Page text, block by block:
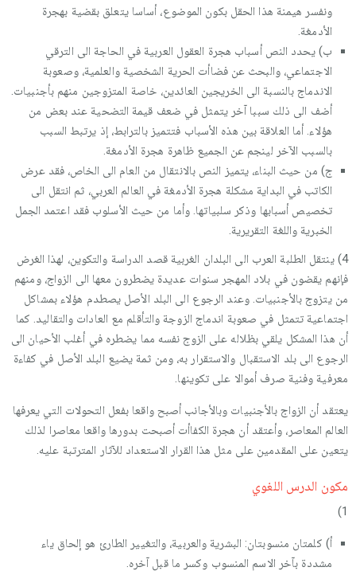
ونفسر هيمنة هذا الحقل بكون الموضوع، أساسا يتعلق بقضية بهجرة
الأدمغة.
ب) يحدد النص أسباب هجرة العقول العربية في الحاجة الى الترقي
الاجتماعي، والبحث عن فضاأت الحرية الشخصية والعلمية، وصعوبة
الاندماج بالنسبة الى الخريجين العائدين، خاصة المتزوجين منهم بأجنبيات.
أضف الى ذلك سببا آخر يتمثل في ضعف قيمة التضحية عند بعض من
هؤلاء. أما العلاقة بين هذه الأسباب فتتميز بالترابط، إذ يرتبط السبب
بالسبب الآخر لينجم عن الجميع ظاهرة هجرة الأدمغة.
ج) من حيث البناء، يتميز النص بالانتقال من العام الى الخاص، فقد عرض
الكاتب في البداية مشكلة هجرة الأدمغة في العالم العربي، ثم انتقل الى
تخصيص أسبابها وذكر سلبياتها. وأما من حيث الأسلوب فقد اعتمد الجمل
الخبرية واللغة التقريرية.
4) ينتقل الطلبة العرب الى البلدان الغربية قصد الدراسة والتكوين، لهذا الغرض
فإنهم يقضون في بلاد المهجر سنوات عديدة يضطرون معها الى الزواج، ومنهم
من يتزوج بالأجنبيات. وعند الرجوع الى البلد الأصل يصطدم هؤلاء بمشاكل
اجتماعية تتمثل في صعوبة اندماج الزوجة والتأقلم مع العادات والتقاليد. كما
أن هذا المشكل يلقي بظلاله على الزوج نفسه مما يضطره في أغلب الأحيان الى
الرجوع الى بلد الاستقبال والاستقرار به، ومن ثمة يضيع البلد الأصل في كفاءة
معرفية وفنية صرف أموالا على تكوينها.
يعتقد أن الزواج بالأجنبيات وبالأجانب أصبح واقعا بفعل التحولات التي يعرفها
العالم المعاصر، وأعتقد أن هجرة الكفاأت أصبحت بدورها واقعا معاصرا لذلك
يتعين على المقدمين على مثل هذا القرار الاستعداد للآثار المترتبة عليه.
مكون الدرس اللغوي
1)
أ) كلمتان منسوبتان: البشرية والعربية، والتغيير الطارئ هو إلحاق ياء
مشددة بآخر الاسم المنسوب وكسر ما قبل آخره.